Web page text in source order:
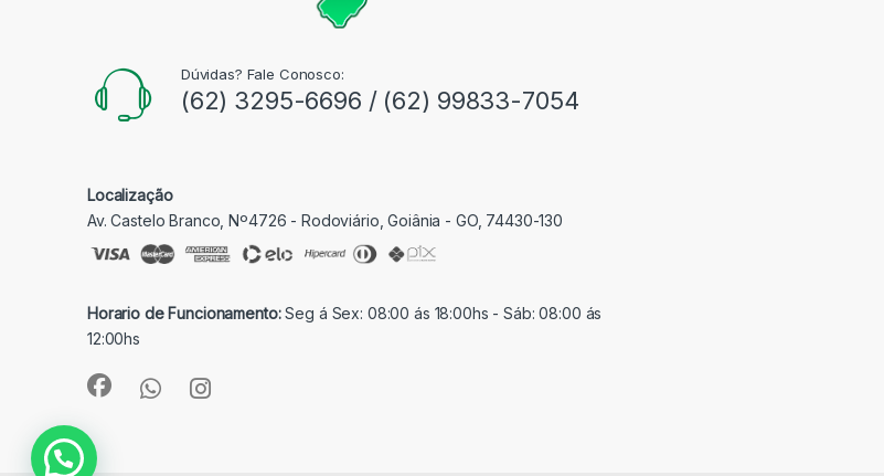
Dúvidas? Fale Conosco:
(62) 3295-6696 / (62) 99833-7054
Localização
Av. Castelo Branco, Nº4726 - Rodoviário, Goiânia - GO, 74430-130
Horario de Funcionamento:Seg á Sex: 08:00 ás 18:00hs - Sáb: 08:00 ás
12:00hs